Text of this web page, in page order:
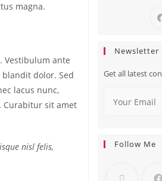
magna.
Vestibulum ante
dolor. Sed
lacus nunc,
Curabitur sit amet
nisl felis,
Newsletter
Get all latest
Follow Me